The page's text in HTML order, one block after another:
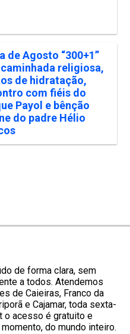
de Agosto “300+1”
religiosa,
de hidratação,
com fiéis do
Payol e bênção
do padre Hélio
de forma clara, sem
a todos. Atendemos
de Caieiras, Franco da
e Cajamar, toda sexta-
o acesso é gratuito e
do mundo inteiro.